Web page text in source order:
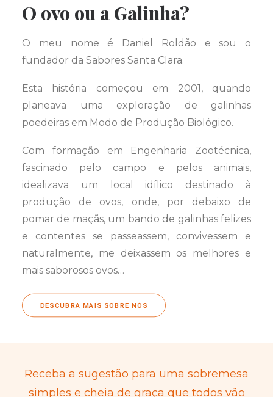
O ovo ou a Galinha?
O meu nome é Daniel Roldão e sou o
fundador da Sabores Santa Clara.
Esta história começou em 2001, quando
planeava uma exploração de galinhas
poedeiras em Modo de Produção Biológico.
Com formação em Engenharia Zootécnica,
fascinado pelo campo e pelos animais,
idealizava um local idílico destinado à
produção de ovos, onde, por debaixo de
pomar de maçãs, um bando de galinhas felizes
e contentes se passeassem, convivessem e
naturalmente, me deixassem os melhores e
mais saborosos ovos…
DESCUBRA MAIS SOBRE NÓS
Receba a sugestão para uma sobremesa
simples e cheia de graça que todos vão